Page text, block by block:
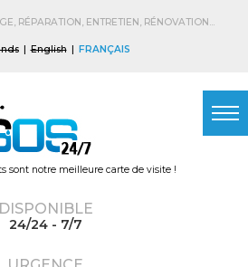
RÉPARATION, ENTRETIEN, RÉNOVATION...
English FRANÇAIS
sont notre meilleure carte de visite !
DISPONIBLE
24/24 - 7/7